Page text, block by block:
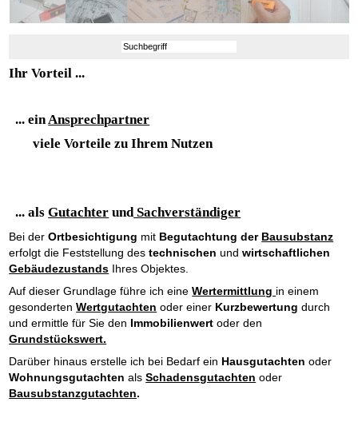
Ihr Vorteil ...
... einAnsprechpartner
viele Vorteile zu Ihrem Nutzen
... alsGutachter undSachverständiger
Bei derOrtbesichtigung mit Begutachtung der Bausubstanz
erfolgt die Feststellung destechnischenundwirtschaftlichen
Gebäudezustands Ihres Objektes.
Auf dieser Grundlage führe ich eineWertermittlung in einem
gesondertenWertgutachten oder einer Kurzbewertung durch
und ermittle für Sie den Immobilienwert oder den
Grundstückswert.
Darüber hinaus erstelle ich bei Bedarf ein Hausgutachtenoder
Wohnungsgutachten alsSchadensgutachten oder
Bausubstanzgutachten.